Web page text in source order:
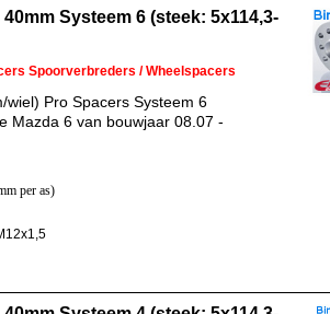
Systeem 6 (steek: 5x114,3-
Spoorverbreders / Wheelspacers
wiel) Pro Spacers Systeem 6
Mazda 6 van bouwjaar 08.07 -
per as)